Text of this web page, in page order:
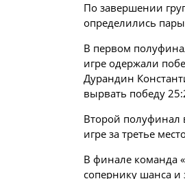
По завершении
определились
В первом
игре одержали
Дурандин
вырвать победу
Второй полуфинал
игре за третье
В финале команда
сопернику шанса и